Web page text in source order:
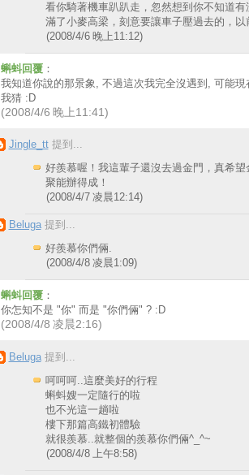
看你騎著機車趴趴走，忽然想到你不知道
滿了小麥高梁，刻意要讓車子壓過去的，
(2008/4/6 晚上11:12)
蝌蚪回覆：
我知道你說的那景象, 不過這次我完全沒遇到, 可能
我猜 :D
(2008/4/6 晚上11:41)
Jingle_tt提到...
好羨慕喔！我這輩子還沒去過金門，真希望
聚能辦得成！
(2008/4/7 凌晨12:14)
Beluga提到...
好羨慕你們倆.
(2008/4/8 凌晨1:09)
蝌蚪回覆：
你怎知不是 "你" 而是 "你們倆" ? :D
(2008/4/8 凌晨2:16)
Beluga提到...
呵呵呵..這麼美好的行程
蝌蚪嫂一定隨行的啦
也不光這一趟啦
樓下那篇高鐵初體驗
就很羨慕..就整個的羨慕你們倆^_^~
(2008/4/8 上午8:58)